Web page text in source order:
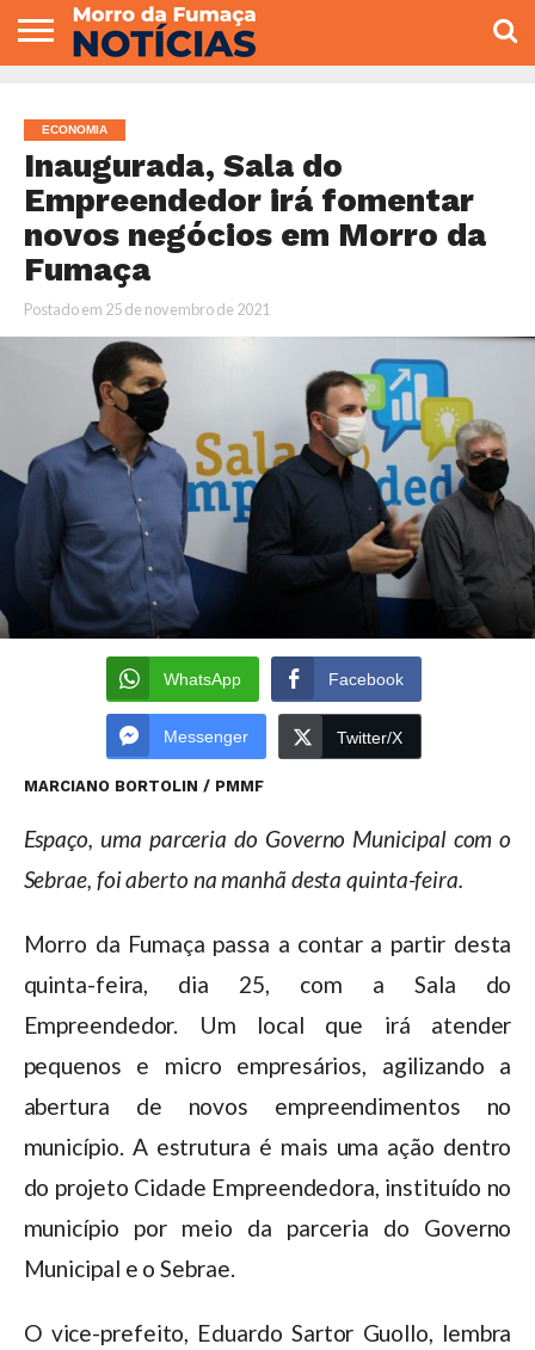
VEREADORES
ECONOMIA
Inaugurada, Sala do
Empreendedor irá fomentar
novos negócios em Morro da
Fumaça
Postado em 25 de novembro de 2021
WhatsApp Facebook
Messenger Twitter/X
MARCIANO BORTOLIN / PMMF
Espaço, uma parceria do Governo Municipal com o
Sebrae, foi aberto na manhã desta quinta-feira.
Morro da Fumaça passa a contar a partir desta
quinta-feira, dia 25, com a Sala do
Empreendedor. Um local que irá atender
pequenos e micro empresários, agilizando a
abertura de novos empreendimentos no
município. A estrutura é mais uma ação dentro
do projeto Cidade Empreendedora, instituído no
município por meio da parceria do Governo
Municipal e o Sebrae.
O vice-prefeito, Eduardo Sartor Guollo, lembra